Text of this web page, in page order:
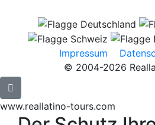
Impressum
© 2004-2026
www.reallatino-tours.com